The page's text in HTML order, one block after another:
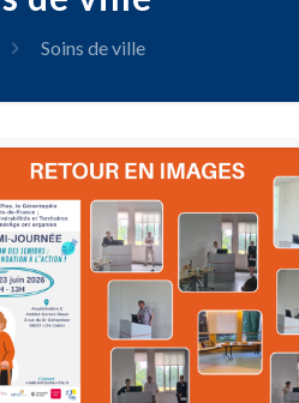
Soins de ville